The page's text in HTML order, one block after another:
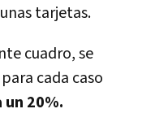
tarjetas.
cuadro, se
para cada caso
20%.